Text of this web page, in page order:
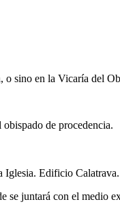
o sino en la Vicaría del
de procedencia.
Iglesia. Edificio
se juntará con el medio